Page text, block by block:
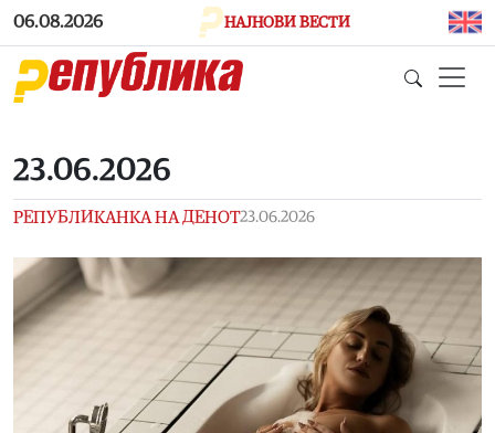
Skip to main content
06.08.2026 НАЈНОВИ ВЕСТИ
23.06.2026
РЕПУБЛИКАНКА НА ДЕНОТ23.06.2026